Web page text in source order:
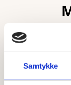
Samtykke